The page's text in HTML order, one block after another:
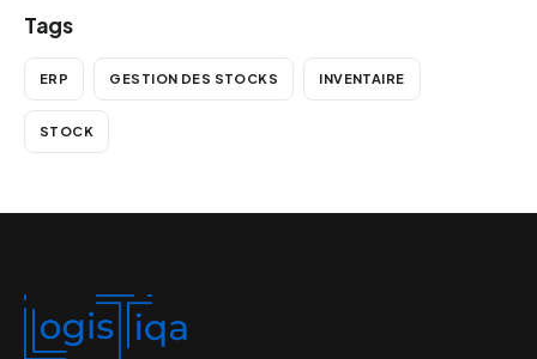
Tags
ERP GESTION DES STOCKS INVENTAIRE
STOCK